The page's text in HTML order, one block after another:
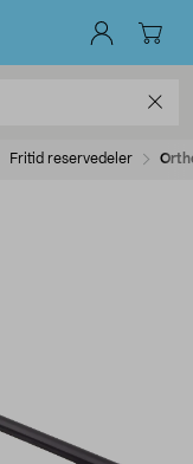
Fritid reservedeler